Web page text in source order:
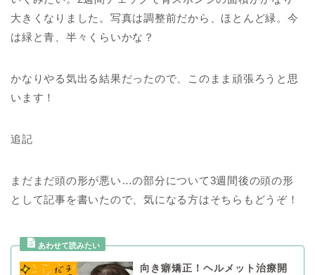
大きくなりました。写真は調整前だから、ほとんど緑。今
は緑と青、半々くらいかな？
かなりやる気出る結果だったので、このまま頑張ろうと思
います！
追記
まだまだ頭の形が悪い…の部分について3週間後の頭の形
として記事を書いたので、気になる方はそちらもどうぞ！
向き癖矯正！ヘルメット治療開